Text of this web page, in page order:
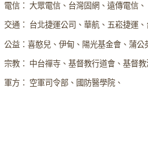
電信： 大眾電信、台灣固網、遠傳電信、
交通： 台北捷運公司、華航、五崧捷運、
公益：喜憨兒、伊甸、陽光基金會、蒲公
宗教： 中台禪寺、基督教行道會、基督教
軍方： 空軍司令部、國防醫學院、